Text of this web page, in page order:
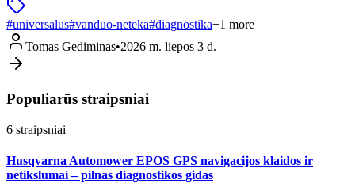
#universalus#vanduo-neteka#diagnostika+1 more
Tomas Gediminas•2026 m. liepos 3 d.
Populiarūs straipsniai
6 straipsniai
Husqvarna Automower EPOS GPS navigacijos klaidos ir
netikslumai – pilnas diagnostikos gidas